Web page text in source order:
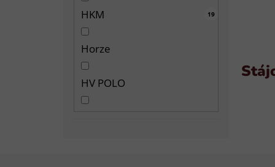
43
96
HKM 11
Horze
2
HV POLO
12
2
2
19